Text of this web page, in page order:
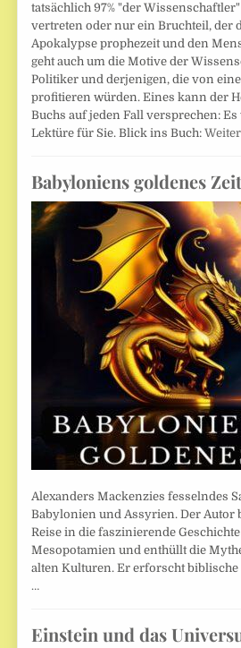
tatsächlich 97% "der
vertreten oder nur ein Bruchteil, der
Apokalypse prophezeit und den
geht auch um die Motive der
Politiker und derjenigen, die von
profitieren würden. Eines kann der
Buchs auf jeden Fall versprechen:
Lektüre für Sie. Blick ins Buch:
Babyloniens goldenes
Alexanders Mackenzies fesselndes
Babylonien und Assyrien. Der Autor
Reise in die faszinierende
Mesopotamien und enthüllt die
alten Kulturen. Er erforscht
…
Einstein und das